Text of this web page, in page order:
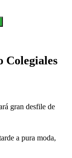
Colegiales
gran desfile de
a pura moda,